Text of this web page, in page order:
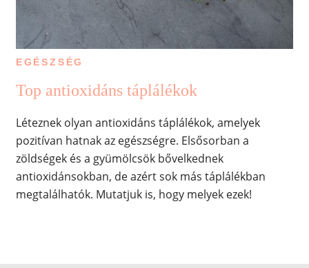
EGÉSZSÉG
Top antioxidáns táplálékok
Léteznek olyan antioxidáns táplálékok, amelyek
pozitívan hatnak az egészségre. Elsősorban a
zöldségek és a gyümölcsök bővelkednek
antioxidánsokban, de azért sok más táplálékban
megtalálhatók. Mutatjuk is, hogy melyek ezek!